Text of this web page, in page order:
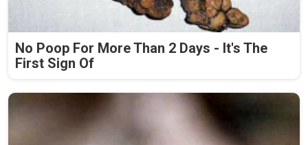
No Poop For More Than 2 Days - It's The
First Sign Of